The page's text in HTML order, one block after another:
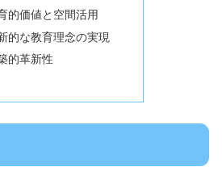
的価値と空間活用
的な教育理念の実現
的革新性